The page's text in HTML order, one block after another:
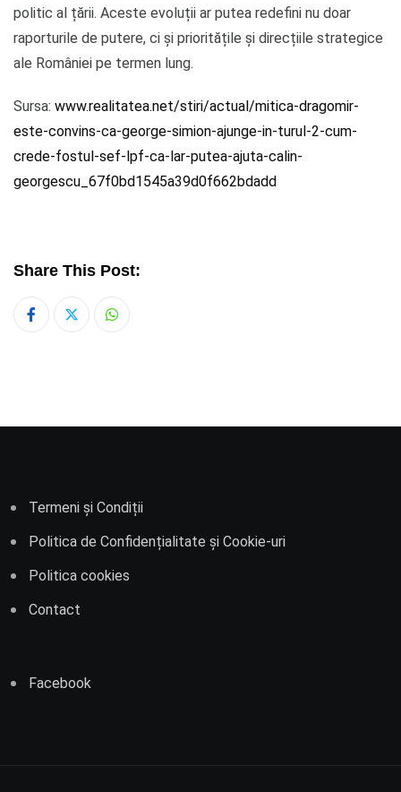
politic al țării. Aceste evoluții ar putea redefini nu doar
raporturile de putere, ci și prioritățile și direcțiile strategice
ale României pe termen lung.
Sursa: www.realitatea.net/stiri/actual/mitica-dragomir-
este-convins-ca-george-simion-ajunge-in-turul-2-cum-
crede-fostul-sef-lpf-ca-lar-putea-ajuta-calin-
georgescu_67f0bd1545a39d0f662bdadd
Share This Post:
Whatsapp
Termeni și Condiții
Politica de Confidențialitate și Cookie-uri
Politica cookies
Contact
Facebook